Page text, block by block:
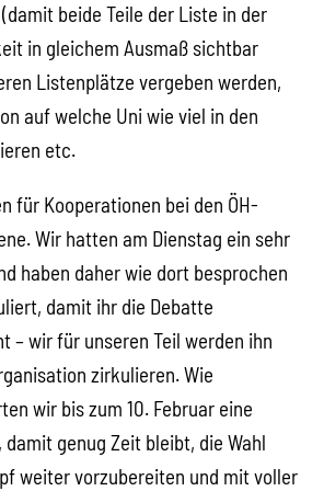
beide Teile der Liste in der
in gleichem Ausmaß sichtbar
Listenplätze vergeben werden,
auf welche Uni wie viel in den
etc.
für Kooperationen bei den ÖH-
Wir hatten am Dienstag ein sehr
haben daher wie dort besprochen
damit ihr die Debatte
– wir für unseren Teil werden ihn
zirkulieren. Wie
wir bis zum 10. Februar eine
genug Zeit bleibt, die Wahl
weiter vorzubereiten und mit voller